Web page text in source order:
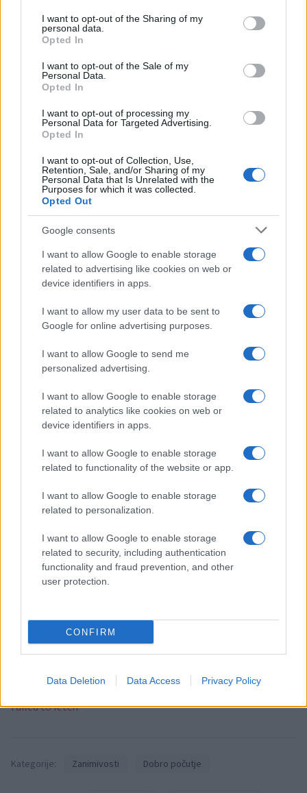
not limited to your visit or usage behaviour. You may click to
grant or deny consent to Google and its third-party tags to
use your data for below specified purposes in below Google
consent section.
I want to opt-out of the Sharing of my
personal data.
Opted In
I want to opt-out of the Sale of my
Personal Data.
Opted In
I want to opt-out of processing my
Personal Data for Targeted Advertising.
Opted In
I want to opt-out of Collection, Use,
Retention, Sale, and/or Sharing of my
Personal Data that Is Unrelated with the
Purposes for which it was collected.
Opted Out
Google consents
I want to allow Google to enable storage
related to advertising like cookies on web or
device identifiers in apps.
I want to allow my user data to be sent to
Google for online advertising purposes.
I want to allow Google to send me
personalized advertising.
I want to allow Google to enable storage
related to analytics like cookies on web or
device identifiers in apps.
I want to allow Google to enable storage
related to functionality of the website or app.
I want to allow Google to enable storage
related to personalization.
I want to allow Google to enable storage
related to security, including authentication
functionality and fraud prevention, and other
user protection.
CONFIRM
Data Deletion Data Access Privacy Policy
da živilo vsebuje manj sladkorja, s pomočjo aplikacije
VešKajJeš preverijo prehranski profil živila.
Marsikaterim živilom bo namreč kljub nižji vsebnost
sladkorja za približno 30 odstotkov še vedno zasvetila
oranžna ali rdeča luč za sladkor.
vsebnostjo sladkorja vsekakor boljša izbira, a vseeno
niso primerni za vsakodnevno uživanje,"
Nekateri proizvajalci se raje odločijo za "tiho"
preoblikovanje, kar pomeni, da vsebnost določenega
hranila zmanjšajo, ne da bi to z oznako sporočili
potrošnikom. "Najučinkoviteje je, če vsebnost
sladkorja zmanjšujejo postopoma in s tem potrošnike
počasi navajajo na manj sladek okus,"
so pojasnili na
Oznake, kot je "-30 odstotkov sladkorja", lahko namreč
na rezultate raziskave zveze namreč večina potrošnikov
prisega na preverjene izdelke in le redko posegajo po
inovacijah in izdelkih s spremenjeno sestavo.
posameznik kazensko odgovoren za javno spodbujanje
sovraštva, nasilja ali nestrpnosti. Komentarji z žaljivimi,
rasističnimi, diskriminatornimi ali nezakonitimi vsebinami bodo
Failed to fetch
Kategorije: Zanimivosti Dobro počutje